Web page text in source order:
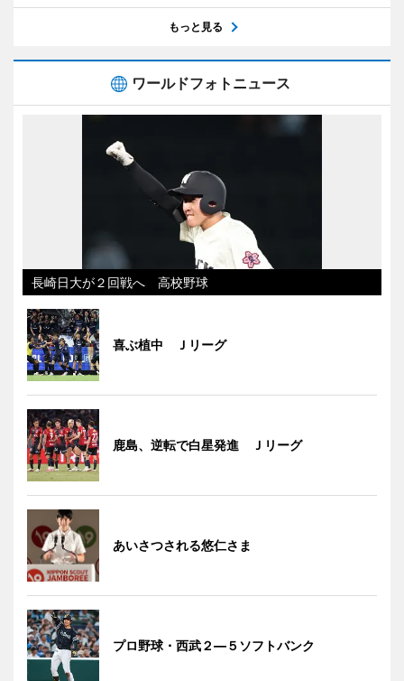
もっと見る
ワールドフォトニュース
長崎日大が２回戦へ 高校野球
喜ぶ植中 Ｊリーグ
鹿島、逆転で白星発進 Ｊリーグ
あいさつされる悠仁さま
プロ野球・西武２―５ソフトバンク